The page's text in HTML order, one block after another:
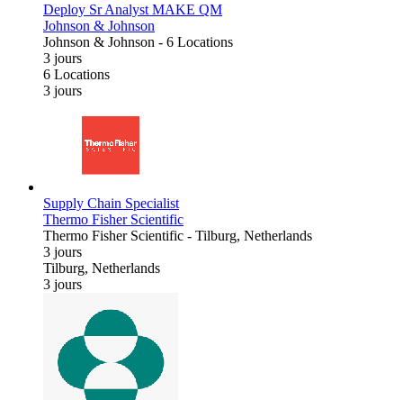
Deploy Sr Analyst MAKE QM
Johnson & Johnson
Johnson & Johnson - 6 Locations
3 jours
6 Locations
3 jours
Supply Chain Specialist
Thermo Fisher Scientific
Thermo Fisher Scientific - Tilburg, Netherlands
3 jours
Tilburg, Netherlands
3 jours